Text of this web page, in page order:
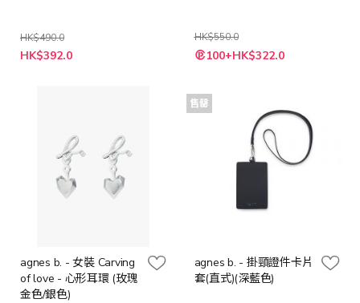
HK$490.0
特
殊
HK$392.0
HK$550.0
特
殊 100+HK$322.0
agnes b. - 女裝 Carving
of love - 心形耳環 (玫瑰
金色/銀色)
售罄
agnes b. - 掛頸證件卡片
套(直式)(深藍色)